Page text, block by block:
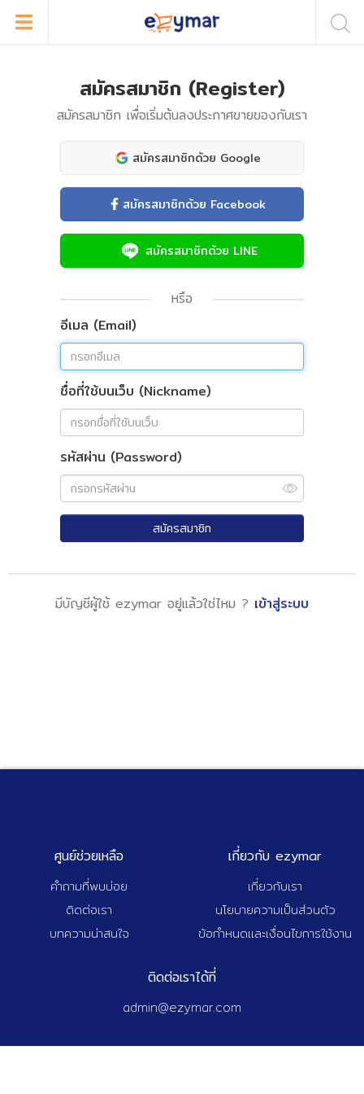
สมัครสมาชิก (Register)
สมัครสมาชิก เพื่อเริ่มต้นลงประกาศขายของกับเรา
สมัครสมาชิกด้วย Google
สมัครสมาชิกด้วย Facebook
สมัครสมาชิกด้วย LINE
หรือ
อีเมล (Email)
ชื่อที่ใช้บนเว็บ (Nickname)
รหัสผ่าน (Password)
สมัครสมาชิก
มีบัญชีผู้ใช้ ezymar อยู่แล้วใช่ไหม ? เข้าสู่ระบบ
ศูนย์ช่วยเหลือ
คำถามที่พบบ่อย
ติดต่อเรา
บทความน่าสนใจ
เกี่ยวกับ ezymar
เกี่ยวกับเรา
นโยบายความเป็นส่วนตัว
ข้อกำหนดและเงื่อนไขการใช้งาน
ติดต่อเราได้ที่
admin@ezymar.com